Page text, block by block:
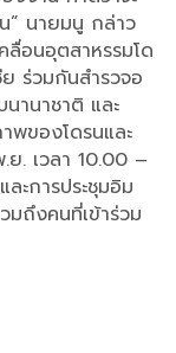
” นายมนู กล่าว
ลื่อนอุตสาหรรมโด
ย ร่วมกันสํารวจอ
นานาชาติ และ
พของโดรนและ
ย. เวลา 10.00 –
ะการประชุมอิม
มถึงคนที่เข้าร่วม